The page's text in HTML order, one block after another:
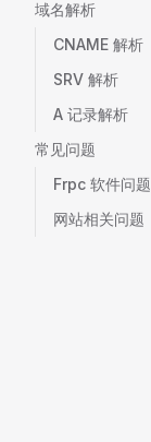
域名解析
CNAME 解析
SRV 解析
A 记录解析
常见问题
Frpc 软件问题
网站相关问题